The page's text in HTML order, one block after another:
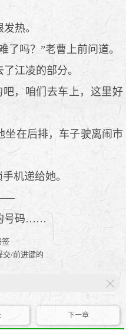
热。
吗？”老曹上前问道。
江凌的部分。
，咱们去车上，这里好
在后排，车子驶离闹市
机递给她。
号码……
签
交/前进键的
下一章